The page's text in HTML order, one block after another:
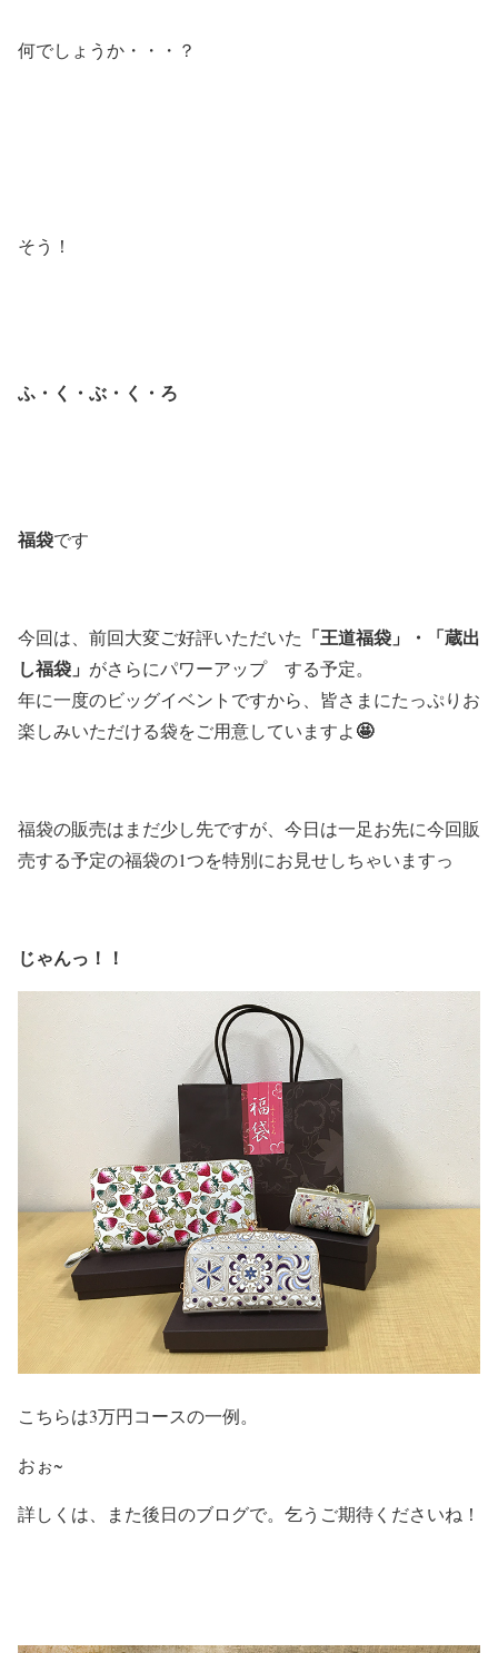
何でしょうか・・・？
そう！
ふ ・ く ・ ぶ ・ く ・ ろ
福袋です
今回は、前回大変ご好評いただいた 「王道福袋」・「蔵出
し福袋」 がさらにパワーアップ
する予定。
年に一度のビッグイベントですから、皆さまにたっぷりお
楽しみいただける袋をご用意していますよ🤩
福袋の販売はまだ少し先ですが、今日は一足お先に今回販
売する予定の福袋の1つを特別にお見せしちゃいますっ
じゃんっ！！
こちらは3万円コースの一例。
おぉ~
詳しくは、また後日のブログで。乞うご期待くださいね！